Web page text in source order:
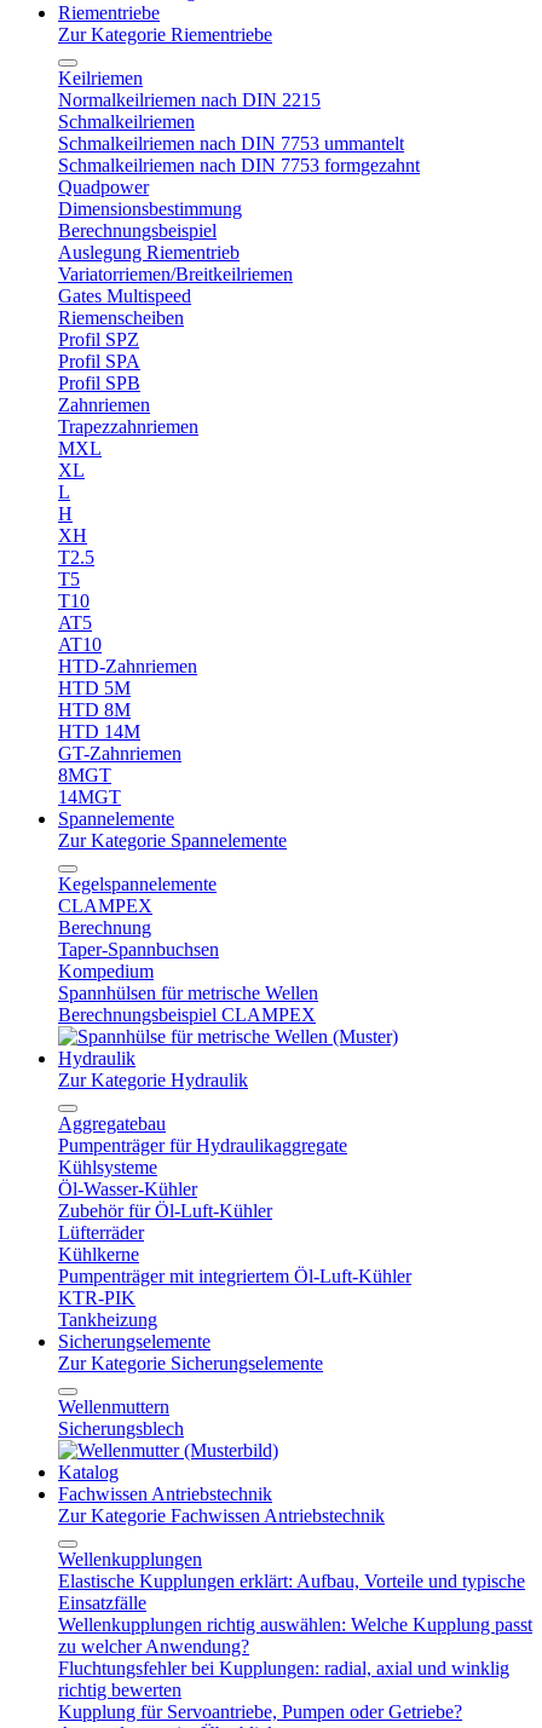
Riementriebe
Zur Kategorie Riementriebe
Keilriemen
Normalkeilriemen nach DIN 2215
Schmalkeilriemen
Schmalkeilriemen nach DIN 7753 ummantelt
Schmalkeilriemen nach DIN 7753 formgezahnt
Quadpower
Dimensionsbestimmung
Berechnungsbeispiel
Auslegung Riementrieb
Variatorriemen/Breitkeilriemen
Gates Multispeed
Riemenscheiben
Profil SPZ
Profil SPA
Profil SPB
Zahnriemen
Trapezzahnriemen
MXL
XL
L
H
XH
T2.5
T5
T10
AT5
AT10
HTD-Zahnriemen
HTD 5M
HTD 8M
HTD 14M
GT-Zahnriemen
8MGT
14MGT
Spannelemente
Zur Kategorie Spannelemente
Kegelspannelemente
CLAMPEX
Berechnung
Taper-Spannbuchsen
Kompedium
Spannhülsen für metrische Wellen
Berechnungsbeispiel CLAMPEX
Hydraulik
Zur Kategorie Hydraulik
Aggregatebau
Pumpenträger für Hydraulikaggregate
Kühlsysteme
Öl-Wasser-Kühler
Zubehör für Öl-Luft-Kühler
Lüfterräder
Kühlkerne
Pumpenträger mit integriertem Öl-Luft-Kühler
KTR-PIK
Tankheizung
Sicherungselemente
Zur Kategorie Sicherungselemente
Wellenmuttern
Sicherungsblech
Katalog
Fachwissen Antriebstechnik
Zur Kategorie Fachwissen Antriebstechnik
Wellenkupplungen
Elastische Kupplungen erklärt: Aufbau, Vorteile und typische
Einsatzfälle
Wellenkupplungen richtig auswählen: Welche Kupplung passt
zu welcher Anwendung?
Fluchtungsfehler bei Kupplungen: radial, axial und winklig
richtig bewerten
Kupplung für Servoantriebe, Pumpen oder Getriebe?